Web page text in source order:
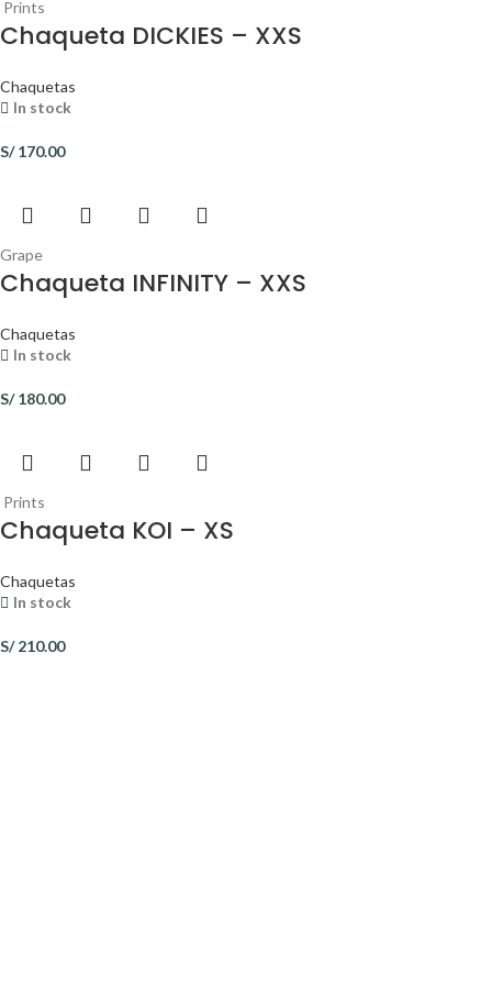
Prints
Chaqueta DICKIES – XXS
Chaquetas
In stock
S/170.00
Grape
Chaqueta INFINITY – XXS
Chaquetas
In stock
S/180.00
Prints
Chaqueta KOI – XS
Chaquetas
In stock
S/210.00